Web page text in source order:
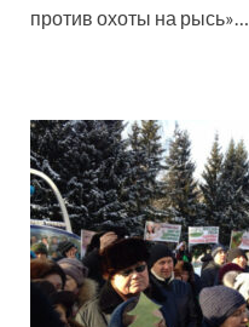
против охоты на рысь»…